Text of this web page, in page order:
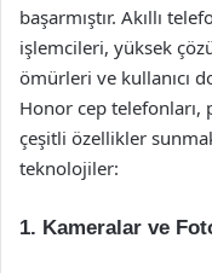
başarmıştır. Akıllı
işlemcileri, yüksek
ömürleri ve kullanıcı
Honor cep telefonları,
çeşitli özellikler
teknolojiler:
1. Kameralar ve